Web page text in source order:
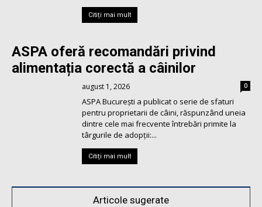
Citiți mai mult
ASPA oferă recomandări privind
alimentația corectă a câinilor
august 1, 2026 0
ASPA București a publicat o serie de sfaturi
pentru proprietarii de câini, răspunzând uneia
dintre cele mai frecvente întrebări primite la
târgurile de adopții:...
Citiți mai mult
Articole sugerate